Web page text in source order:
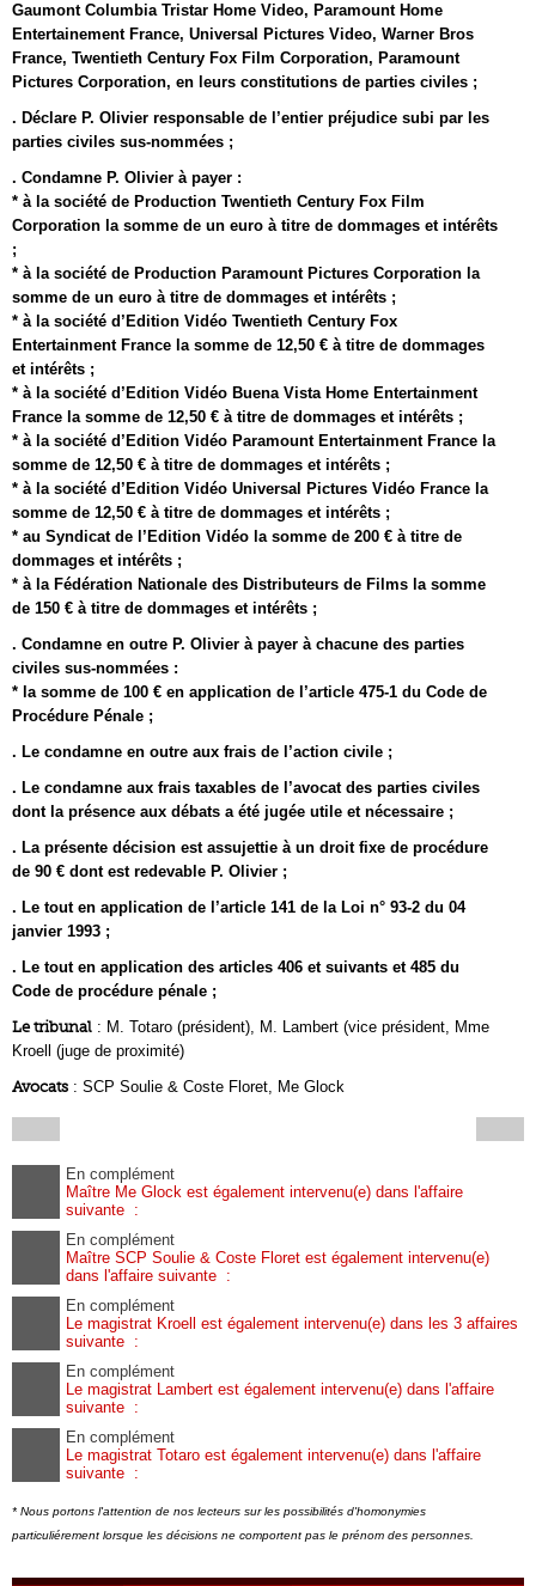
Gaumont Columbia Tristar Home Video, Paramount Home
Entertainement France, Universal Pictures Video, Warner Bros
France, Twentieth Century Fox Film Corporation, Paramount
Pictures Corporation, en leurs constitutions de parties civiles ;
. Déclare P. Olivier responsable de l’entier préjudice subi par les
parties civiles sus-nommées ;
. Condamne P. Olivier à payer :
* à la société de Production Twentieth Century Fox Film
Corporation la somme de un euro à titre de dommages et intérêts
;
* à la société de Production Paramount Pictures Corporation la
somme de un euro à titre de dommages et intérêts ;
* à la société d’Edition Vidéo Twentieth Century Fox
Entertainment France la somme de 12,50 € à titre de dommages
et intérêts ;
* à la société d’Edition Vidéo Buena Vista Home Entertainment
France la somme de 12,50 € à titre de dommages et intérêts ;
* à la société d’Edition Vidéo Paramount Entertainment France la
somme de 12,50 € à titre de dommages et intérêts ;
* à la société d’Edition Vidéo Universal Pictures Vidéo France la
somme de 12,50 € à titre de dommages et intérêts ;
* au Syndicat de l’Edition Vidéo la somme de 200 € à titre de
dommages et intérêts ;
* à la Fédération Nationale des Distributeurs de Films la somme
de 150 € à titre de dommages et intérêts ;
. Condamne en outre P. Olivier à payer à chacune des parties
civiles sus-nommées :
* la somme de 100 € en application de l’article 475-1 du Code de
Procédure Pénale ;
. Le condamne en outre aux frais de l’action civile ;
. Le condamne aux frais taxables de l’avocat des parties civiles
dont la présence aux débats a été jugée utile et nécessaire ;
. La présente décision est assujettie à un droit fixe de procédure
de 90 € dont est redevable P. Olivier ;
. Le tout en application de l’article 141 de la Loi n° 93-2 du 04
janvier 1993 ;
. Le tout en application des articles 406 et suivants et 485 du
Code de procédure pénale ;
Le tribunal : M. Totaro (président), M. Lambert (vice président, Mme
Kroell (juge de proximité)
Avocats : SCP Soulie & Coste Floret, Me Glock
En complément
Maître Me Glock est également intervenu(e) dans l'affaire
suivante :
En complément
Maître SCP Soulie & Coste Floret est également intervenu(e)
dans l'affaire suivante :
En complément
Le magistrat Kroell est également intervenu(e) dans les 3 affaires
suivante :
En complément
Le magistrat Lambert est également intervenu(e) dans l'affaire
suivante :
En complément
Le magistrat Totaro est également intervenu(e) dans l'affaire
suivante :
* Nous portons l'attention de nos lecteurs sur les possibilités d'homonymies
particuliérement lorsque les décisions ne comportent pas le prénom des personnes.